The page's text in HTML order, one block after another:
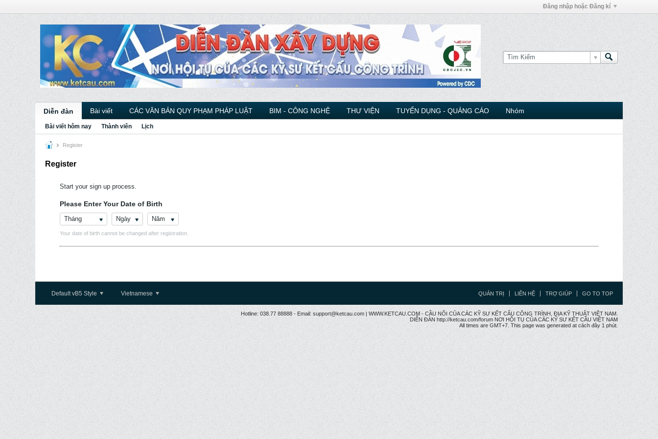
Đăng nhập hoặc Đăng kí
Diễn đàn Bài viết CÁC VĂN BẢN QUY PHẠM PHÁP LUẬT BIM - CÔNG NGHỆ THƯ VIỆN TUYỂN DỤNG - QUẢNG CÁO Nhóm
Bài viết hôm nay Thành viên Lịch
Register
Register
Start your sign up process.
Please Enter Your Date of Birth
Tháng Ngày Năm
Your date of birth cannot be changed after registration.
Default vB5 Style Vietnamese QUẢN TRỊ LIÊN HỆ TRỢ GIÚP GO TO TOP
Hotline: 038.77 88888 - Email: support@ketcau.com | WWW.KETCAU.COM - CẦU NỐI CỦA CÁC KỸ SƯ KẾT CẤU CÔNG TRÌNH, ĐỊA KỸ THUẬT VIỆT NAM.
DIỄN ĐÀN http://ketcau.com/forum NƠI HỘI TỤ CỦA CÁC KỸ SƯ KẾT CÂU VIỆT NAM
All times are GMT+7. This page was generated at cách đây 1 phút.